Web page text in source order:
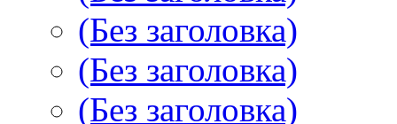
(Без заголовка)
(Без заголовка)
(Без заголовка)